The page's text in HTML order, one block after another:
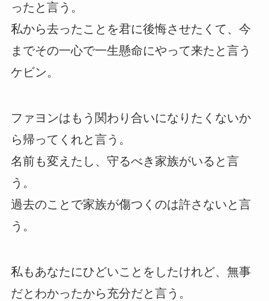
ったと言う。
私から去ったことを君に後悔させたくて、今
までその一心で一生懸命にやって来たと言う
ケビン。
ファヨンはもう関わり合いになりたくないか
ら帰ってくれと言う。
名前も変えたし、守るべき家族がいると言
う。
過去のことで家族が傷つくのは許さないと言
う。
私もあなたにひどいことをしたけれど、無事
だとわかったから充分だと言う。